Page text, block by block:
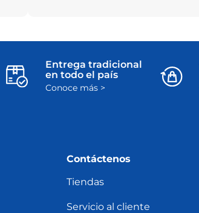
Entrega tradicional
en todo el país
Conoce más >
Contáctenos
Tiendas
Servicio al cliente